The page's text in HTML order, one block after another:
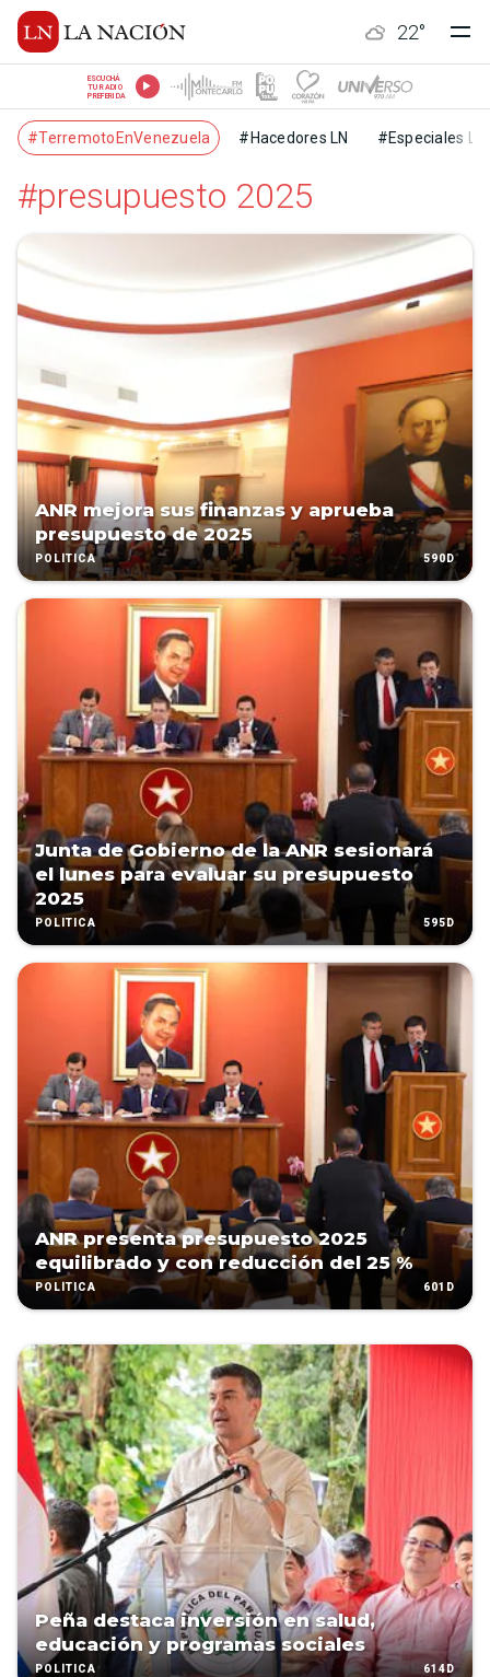
22°
ESCUCHÁ
TU RADIO
PREFERIDA
#TerremotoEnVenezuela #Hacedores LN #Especiales LN
#presupuesto 2025
ANR mejora sus finanzas y aprueba
presupuesto de 2025
POLÍTICA 590D
Junta de Gobierno de la ANR sesionará
el lunes para evaluar su presupuesto
2025
POLÍTICA 595D
ANR presenta presupuesto 2025
equilibrado y con reducción del 25 %
POLÍTICA 601D
Peña destaca inversión en salud,
educación y programas sociales
POLÍTICA 614D